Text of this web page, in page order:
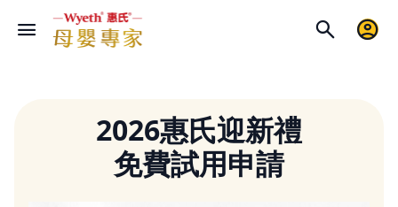
2026惠氏迎新禮
免費試用申請